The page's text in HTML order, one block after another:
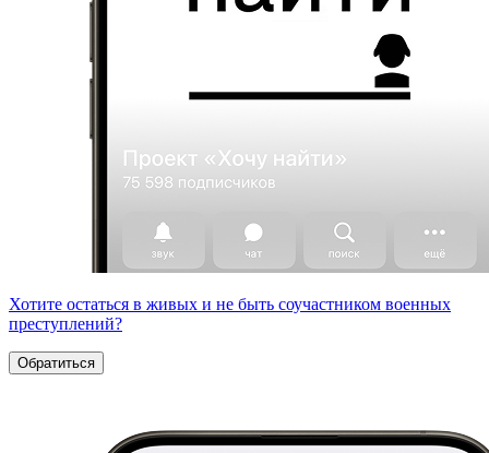
Хотите остаться в живых и не быть соучастником военных
преступлений?
Обратиться